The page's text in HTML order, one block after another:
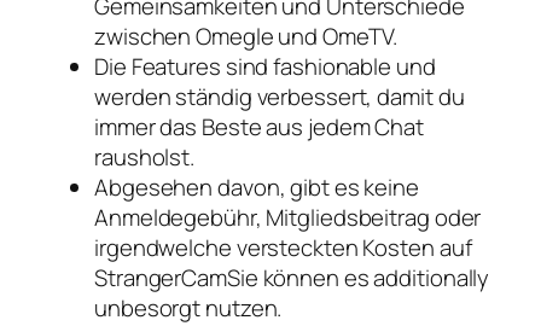
zwischen Omegle und OmeTV.
Die Features sind fashionable und
werden ständig verbessert, damit du
immer das Beste aus jedem Chat
rausholst.
Abgesehen davon, gibt es keine
Anmeldegebühr, Mitgliedsbeitrag oder
irgendwelche versteckten Kosten auf
StrangerCamSie können es additionally
unbesorgt nutzen.